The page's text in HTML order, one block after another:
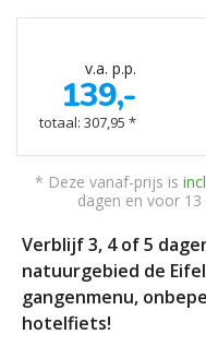
v.a. p.p.
139,-
totaal: 307,95 *
* Deze vanaf-prijs is
dagen en voor
Verblijf 3, 4 of 5
natuurgebied de
gangenmenu,
hotelfiets!